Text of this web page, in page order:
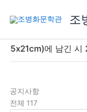
로
조
에 남긴 시
공지사항
전체 117